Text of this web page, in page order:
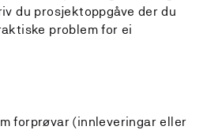
du prosjektoppgåve der du
problem for ei
forprøvar (innleveringar eller